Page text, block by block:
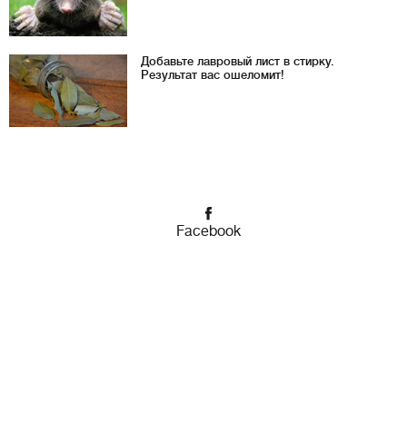
Добавьте лавровый лист в стирку.
Результат вас ошеломит!
Facebook